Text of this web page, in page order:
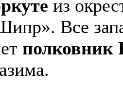
из
Все
полковник